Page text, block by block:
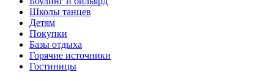
Школы танцев
Детям
Покупки
Базы отдыха
Горячие источники
Гостиницы